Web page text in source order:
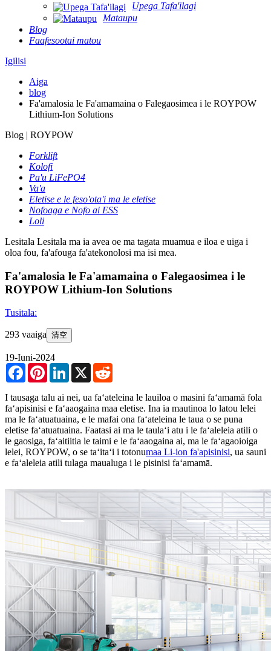
Upega Tafa'ilagi
Mataupu
Blog
Faafesootai matou
Igilisi
Aiga
blog
Fa'amalosia le Fa'amamaina o Falegaosimea i le ROYPOW
Lithium-Ion Solutions
Blog | ROYPOW
Forklift
Kolofi
Pa'u LiFePO4
Va'a
Eletise e le feso'ota'i ma le eletise
Nofoaga e Nofo ai ESS
Loli
Lesitala Lesitala ma ia avea oe ma tagata muamua e iloa e uiga i
oloa fou, fa'afouga fa'atekonolosi ma isi mea.
Fa'amalosia le Fa'amamaina o Falegaosimea i le
ROYPOW Lithium-Ion Solutions
Tusitala:
293 vaaiga 清空
19-Iuni-2024
FacebookPinterestLinkedIn
X
I tausaga talu ai nei, ua faʻateleina le lauiloa o masini faʻamamā fola
faʻapisinisi e faʻaaogaina maa eletise. Ina ia mautinoa lo latou lelei
ma le faʻatuatuaina, e le mafai ona faʻateleina le taua o se puna
eletise faʻatuatuaina. Faatasi ai ma le taulaʻi atu i le faʻaleleia atili o
le gaosiga, faʻaitiitia le taimi e le faʻaaogaina ai, ma le faʻagaoioiga
lelei, ROYPOW, o se taʻitaʻi i totonumaa Li-ion fa'apisinisi, ua sauni
e faʻaleleia atili tulaga maualuga i le pisinisi faʻamamā.